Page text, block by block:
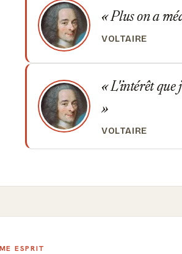
Plus on a
VOLTAIRE
L'intérêt que
VOLTAIRE
ESPRIT